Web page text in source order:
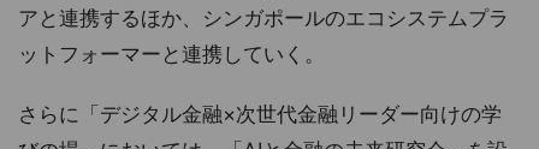
アと連携するほか、シンガポールのエコシステムプラ
ットフォーマーと連携していく。
さらに「デジタル金融×次世代金融リーダー向けの学